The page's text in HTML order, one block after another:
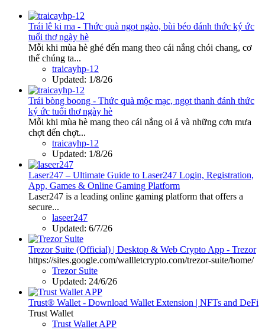
Trái lê ki ma - Thức quà ngọt ngào, bùi béo đánh thức ký ức
tuổi thơ ngày hè
Mỗi khi mùa hè ghé đến mang theo cái nắng chói chang, cơ
thể chúng ta...
traicayhp-12
Updated: 1/8/26
Trái bòng boong - Thức quà mộc mạc, ngọt thanh đánh thức
ký ức tuổi thơ ngày hè
Mỗi khi mùa hè mang theo cái nắng oi ả và những cơn mưa
chợt đến chợt...
traicayhp-12
Updated: 1/8/26
Laser247 – Ultimate Guide to Laser247 Login, Registration,
App, Games & Online Gaming Platform
Laser247 is a leading online gaming platform that offers a
secure...
laseer247
Updated: 6/7/26
Trezor Suite (Official) | Desktop & Web Crypto App - Trezor
https://sites.google.com/wallletcrypto.com/trezor-suite/home/
Trezor Suite
Updated: 24/6/26
Trust® Wallet - Download Wallet Extension | NFTs and DeFi
Trust Wallet
Trust Wallet APP